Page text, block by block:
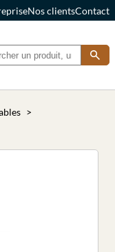
Nos clientsContact